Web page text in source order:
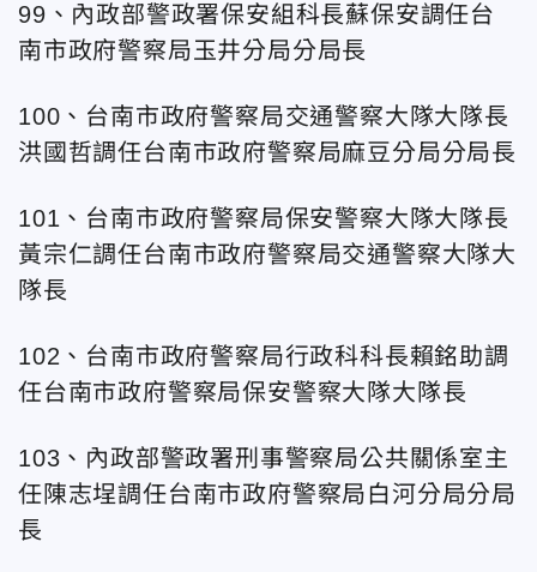
99、內政部警政署保安組科長蘇保安調任台
南市政府警察局玉井分局分局長
100、台南市政府警察局交通警察大隊大隊長
洪國哲調任台南市政府警察局麻豆分局分局長
101、台南市政府警察局保安警察大隊大隊長
黃宗仁調任台南市政府警察局交通警察大隊大
隊長
102、台南市政府警察局行政科科長賴銘助調
任台南市政府警察局保安警察大隊大隊長
103、內政部警政署刑事警察局公共關係室主
任陳志埕調任台南市政府警察局白河分局分局
長